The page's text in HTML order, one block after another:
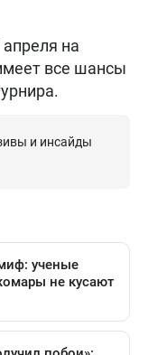
апреля на
все шансы
и инсайды